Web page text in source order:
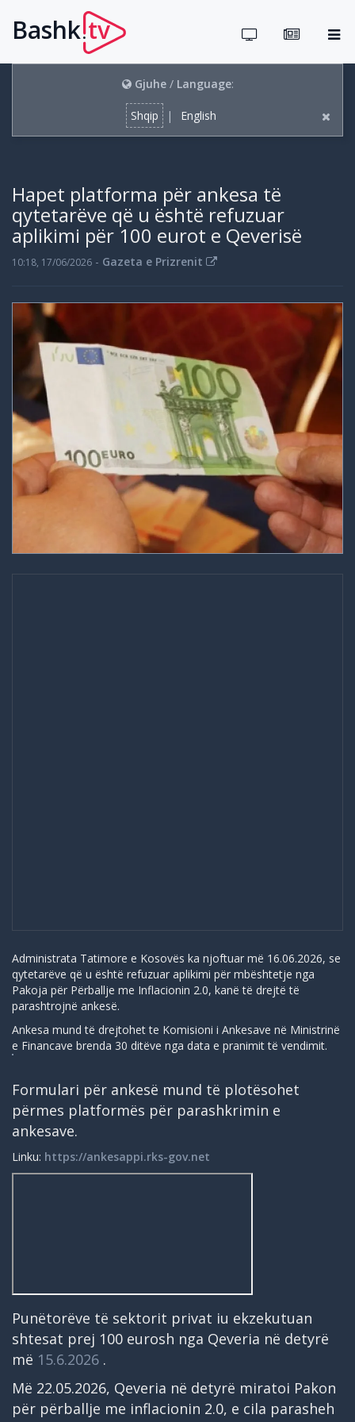
Bashk.tv
Gjuhe/ Language:
Shqip | English
Hapet platforma për ankesa të
qytetarëve që u është refuzuar
aplikimi për 100 eurot e Qeverisë
10:18, 17/06/2026 - Gazeta e Prizrenit
Administrata Tatimore e Kosovës ka njoftuar më 16.06.2026, se
qytetarëve që u është refuzuar aplikimi për mbështetje nga
Pakoja për Përballje me Inflacionin 2.0, kanë të drejtë të
parashtrojnë ankesë.
Ankesa mund të drejtohet te Komisioni i Ankesave në Ministrinë
e Financave brenda 30 ditëve nga data e pranimit të vendimit.
Formulari për ankesë mund të plotësohet
përmes platformës për parashkrimin e
ankesave.
Linku: https://ankesappi.rks-gov.net
Punëtorëve të sektorit privat iu ekzekutuan
shtesat prej 100 eurosh nga Qeveria në detyrë
më 15.6.2026 .
Më 22.05.2026, Qeveria në detyrë miratoi Pakon
për përballje me inflacionin 2.0, e cila parasheh